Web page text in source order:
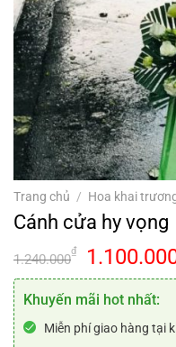
Trang chủ / Hoa khai
Cánh cửa hy vọng
1.240.000
₫
Giá
gốc
là:
Khuyến mãi hot nhất:
Miễn phí giao hàng tại